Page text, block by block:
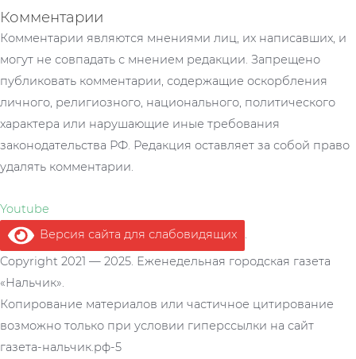
Комментарии
Комментарии являются мнениями лиц, их написавших, и
могут не совпадать с мнением редакции. Запрещено
публиковать комментарии, содержащие оскорбления
личного, религиозного, национального, политического
характера или нарушающие иные требования
законодательства РФ. Редакция оставляет за собой право
удалять комментарии.
Youtube
Версия сайта для слабовидящих
.
Copyright 2021 — 2025. Еженедельная городская газета
«Нальчик».
Копирование материалов или частичное цитирование
возможно только при условии гиперссылки на сайт
газета-нальчик.рф-5